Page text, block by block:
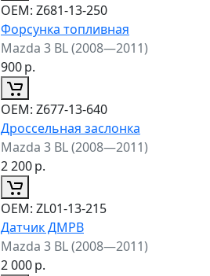
ОЕМ: Z681-13-250
Форсунка топливная
Mazda 3 BL (2008—2011)
900р.
ОЕМ: Z677-13-640
Дроссельная заслонка
Mazda 3 BL (2008—2011)
2 200р.
ОЕМ: ZL01-13-215
Датчик ДМРВ
Mazda 3 BL (2008—2011)
2 000р.